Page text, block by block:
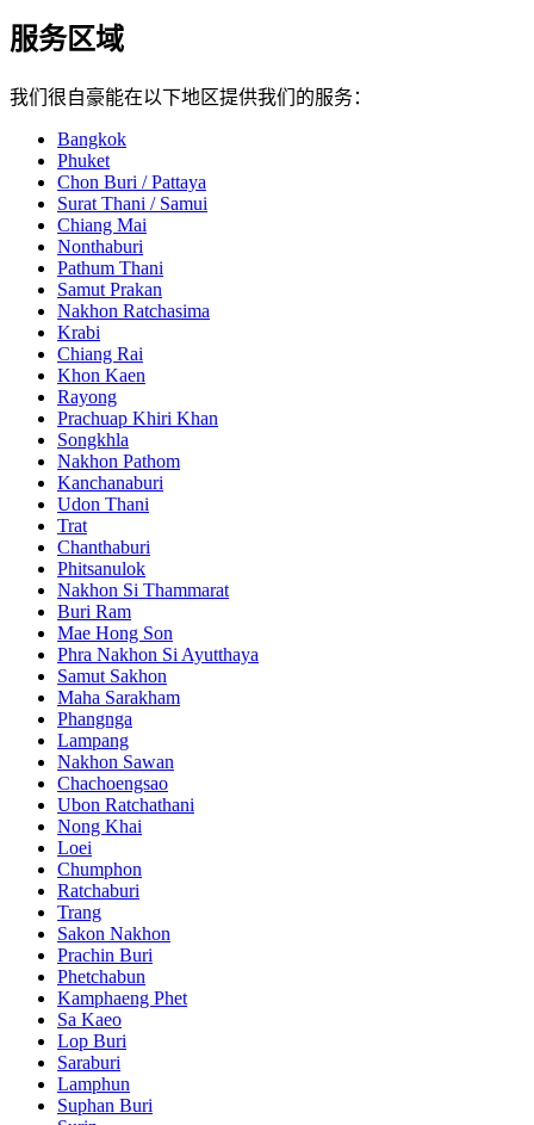
服务区域
我们很自豪能在以下地区提供我们的服务：
Bangkok
Phuket
Chon Buri / Pattaya
Surat Thani / Samui
Chiang Mai
Nonthaburi
Pathum Thani
Samut Prakan
Nakhon Ratchasima
Krabi
Chiang Rai
Khon Kaen
Rayong
Prachuap Khiri Khan
Songkhla
Nakhon Pathom
Kanchanaburi
Udon Thani
Trat
Chanthaburi
Phitsanulok
Nakhon Si Thammarat
Buri Ram
Mae Hong Son
Phra Nakhon Si Ayutthaya
Samut Sakhon
Maha Sarakham
Phangnga
Lampang
Nakhon Sawan
Chachoengsao
Ubon Ratchathani
Nong Khai
Loei
Chumphon
Ratchaburi
Trang
Sakon Nakhon
Prachin Buri
Phetchabun
Kamphaeng Phet
Sa Kaeo
Lop Buri
Saraburi
Lamphun
Suphan Buri